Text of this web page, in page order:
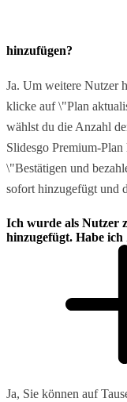
hinzufügen?
Ja. Um weitere Nutzer
klicke auf \"Plan
wählst du die Anzahl
Slidesgo Premium-
\"Bestätigen und
sofort hinzugefügt und
Ich wurde als Nutzer
hinzugefügt. Habe
Ja, Sie können auf